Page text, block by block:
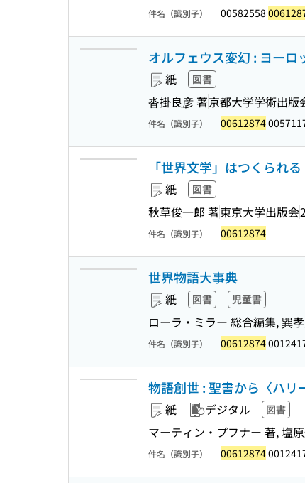
件名（識別子） 00582558
オルフェウス変幻 : ヨー
紙 図書
沓掛良彦 著京都大学学術出版
件名（識別子） 00612874
「世界文学」はつくられ
紙 図書
秋草俊一郎 著東京大学出版会
件名（識別子） 00612874
世界物語大事典
紙 図書 児童書
ローラ・ミラー 総合編集, 巽
件名（識別子） 00612874
物語創世 : 聖書から〈ハ
紙 デジタル 図書
マーティン・プフナー 著, 塩
件名（識別子） 00612874